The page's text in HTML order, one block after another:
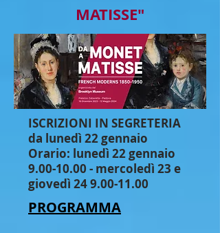
MATISSE"
ISCRIZIONI IN SEGRETERIA
da lunedì 22 gennaio
Orario: lunedì 22 gennaio
9.00-10.00 - mercoledì 23 e
giovedì 24 9.00-11.00
PROGRAMMA